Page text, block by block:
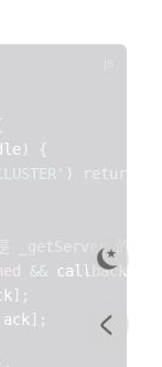
)
{
) return
_getServer 的回调
&& callbacks
] ;
ack ] ;